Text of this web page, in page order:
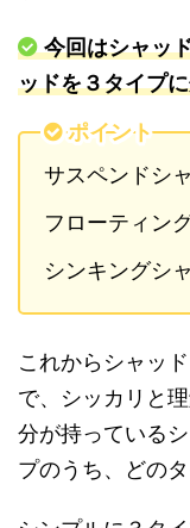
今回はシャッ
ッドを３タイプ
ポイント
サスペンドシ
フローティン
シンキングシ
これからシャッ
で、シッカリと
分が持っている
プのうち、どの